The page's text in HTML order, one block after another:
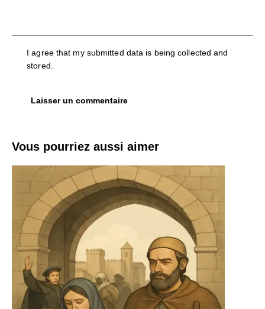
I agree that my submitted data is being collected and
stored.
Vous pourriez aussi aimer